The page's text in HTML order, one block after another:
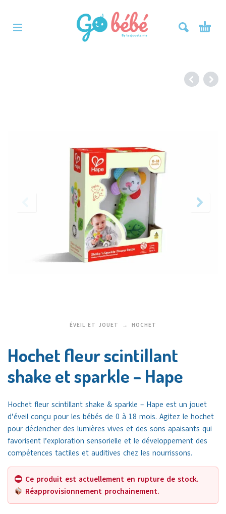
ÉVEIL ET JOUET HOCHET
Hochet fleur scintillant
shake et sparkle – Hape
Hochet fleur scintillant shake & sparkle – Hape est un jouet
d’éveil conçu pour les bébés de 0 à 18 mois. Agitez le hochet
pour déclencher des lumières vives et des sons apaisants qui
favorisent l’exploration sensorielle et le développement des
compétences tactiles et auditives chez les nourrissons.
Ce produit est actuellement en rupture de stock.
Réapprovisionnement prochainement.